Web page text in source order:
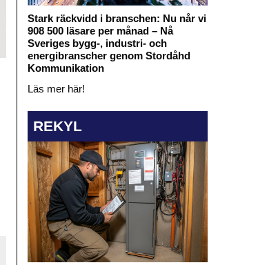
Stark räckvidd i branschen: Nu når vi
908 500 läsare per månad – Nå
Sveriges bygg-, industri- och
energibranscher genom Stordåhd
Kommunikation
Läs mer här!
REKYL